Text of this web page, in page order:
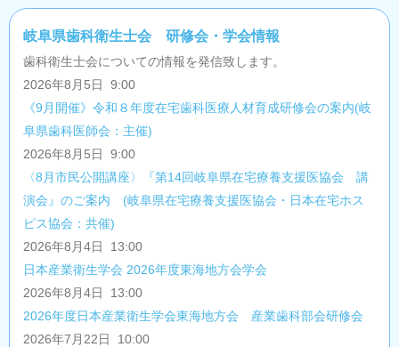
岐阜県歯科衛生士会 研修会・学会情報
歯科衛生士会についての情報を発信致します。
2026年8月5日 9:00
《9月開催》令和８年度在宅歯科医療人材育成研修会の案内(岐
阜県歯科医師会：主催)
2026年8月5日 9:00
〈8月市民公開講座〉『第14回岐阜県在宅療養支援医協会 講
演会』のご案内 (岐阜県在宅療養支援医協会・日本在宅ホス
ピス協会：共催)
2026年8月4日 13:00
日本産業衛生学会 2026年度東海地方会学会
2026年8月4日 13:00
2026年度日本産業衛生学会東海地方会 産業歯科部会研修会
2026年7月22日 10:00